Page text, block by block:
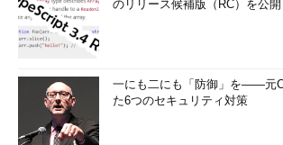
のリリース候補版（RC）を公開
一にも二にも「防御」を――元
た6つのセキュリティ対策